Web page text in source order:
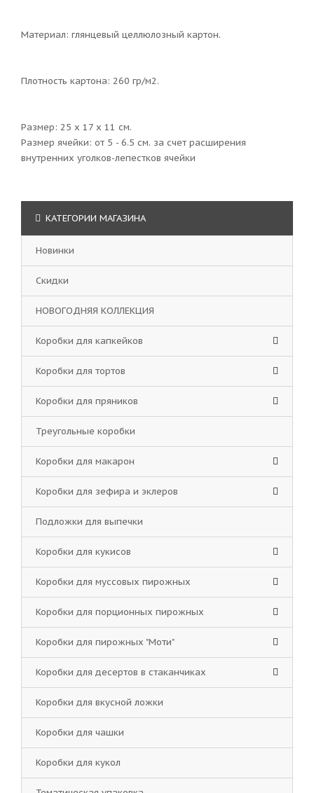
Материал: глянцевый целлюлозный картон.
Плотность картона: 260 гр/м2.
Размер: 25 х 17 х 11 см.
Размер ячейки: от 5 - 6.5 см. за счет расширения
внутренних уголков-лепестков ячейки
КАТЕГОРИИ МАГАЗИНА
Новинки
Скидки
НОВОГОДНЯЯ КОЛЛЕКЦИЯ
Коробки для капкейков
Коробки для тортов
Коробки для пряников
Треугольные коробки
Коробки для макарон
Коробки для зефира и эклеров
Подложки для выпечки
Коробки для кукисов
Коробки для муссовых пирожных
Коробки для порционных пирожных
Коробки для пирожных "Моти"
Коробки для десертов в стаканчиках
Коробки для вкусной ложки
Коробки для чашки
Коробки для кукол